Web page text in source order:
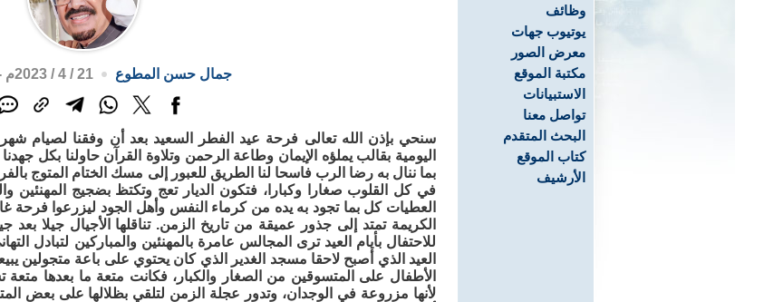
وظائف
يوتيوب جهات
معرض الصور
مكتبة الموقع
الاستبيانات
تواصل معنا
البحث المتقدم
كتاب الموقع
الأرشيف
جمال حسن المطوع 21 / 4 / 2023م - 12:19 ص
سنحي بإذن الله تعالى فرحة عيد الفطر السعيد بعد أن وفقنا لصيام
اليومية بقالب يملؤه الإيمان وطاعة الرحمن وتلاوة القرآن حاولنا بكل
بما ننال به رضا الرب فاسحا لنا الطريق للعبور إلى مسك الختام المتوج
في كل القلوب صغارا وكبارا، فتكون الديار تعج وتكتظ بضجيج المهنئين
العطيات كل بما تجود به يده من كرماء النفس وأهل الجود ليزرعوا فرحة
الكريمة تمتد إلى جذور عميقة من تاريخ الزمن. تناقلها الأجيال جيلا
للاحتفال بأيام العيد ترى المجالس عامرة بالمهنئين والمباركين لتبادل
العيد الذي أصبح لاحقا مسجد الغدير الذي كان يحتوي على باعة متجولين
الأطفال على المتسوقين من الصغار والكبار، فكانت متعة ما بعدها
لأنها مزروعة في الوجدان، وتدور عجلة الزمن لتلقي بظلالها على بعض